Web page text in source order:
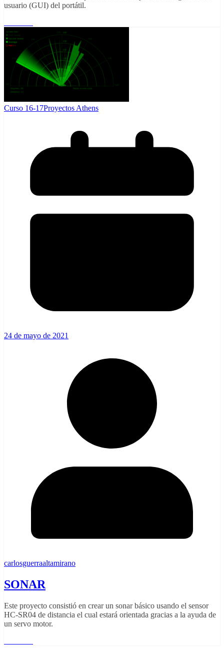
usuario (GUI) del portátil.
Curso 16-17Proyectos Athens
24 de mayo de 2021
carlosguerraaltamirano
SONAR
Este proyecto consistió en crear un sonar básico usando el sensor
HC-SR04 de distancia el cual estará orientada gracias a la ayuda de
un servo motor.